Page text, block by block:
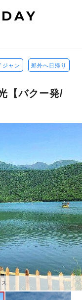
ジャン 郊外へ日帰り
【バクー発/